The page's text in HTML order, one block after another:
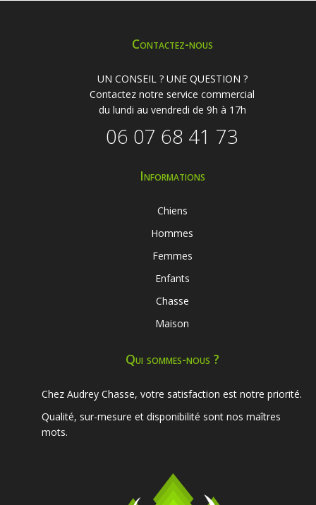
Contactez-nous
UN CONSEIL ? UNE QUESTION ?
Contactez notre service commercial
du lundi au vendredi de 9h à 17h
06 07 68 41 73
Informations
Chiens
Hommes
Femmes
Enfants
Chasse
Maison
Qui sommes-nous ?
Chez Audrey Chasse, votre satisfaction est notre priorité.
Qualité, sur-mesure et disponibilité sont nos maîtres
mots.